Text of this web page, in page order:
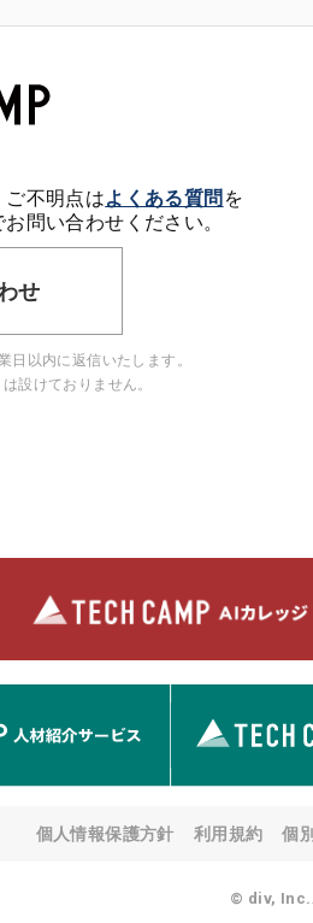
不明点はよくある質問 を
問い合わせください。
せ
以内に返信いたします。
設けておりません。
個人情報保護方針 利用規約 個
© div,